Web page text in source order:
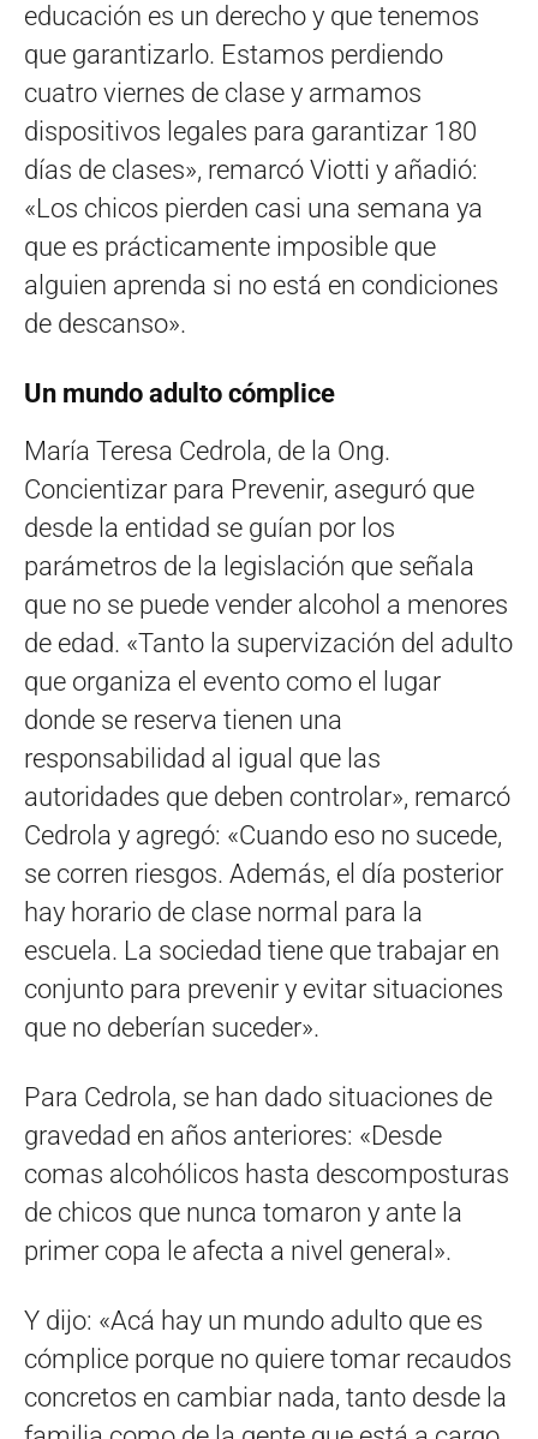
educación es un derecho y que tenemos
que garantizarlo. Estamos perdiendo
cuatro viernes de clase y armamos
dispositivos legales para garantizar 180
días de clases», remarcó Viotti y añadió:
«Los chicos pierden casi una semana ya
que es prácticamente imposible que
alguien aprenda si no está en condiciones
de descanso».
Un mundo adulto cómplice
María Teresa Cedrola, de la Ong.
Concientizar para Prevenir, aseguró que
desde la entidad se guían por los
parámetros de la legislación que señala
que no se puede vender alcohol a menores
de edad. «Tanto la supervización del adulto
que organiza el evento como el lugar
donde se reserva tienen una
responsabilidad al igual que las
autoridades que deben controlar», remarcó
Cedrola y agregó: «Cuando eso no sucede,
se corren riesgos. Además, el día posterior
hay horario de clase normal para la
escuela. La sociedad tiene que trabajar en
conjunto para prevenir y evitar situaciones
que no deberían suceder».
Para Cedrola, se han dado situaciones de
gravedad en años anteriores: «Desde
comas alcohólicos hasta descomposturas
de chicos que nunca tomaron y ante la
primer copa le afecta a nivel general».
Y dijo: «Acá hay un mundo adulto que es
cómplice porque no quiere tomar recaudos
concretos en cambiar nada, tanto desde la